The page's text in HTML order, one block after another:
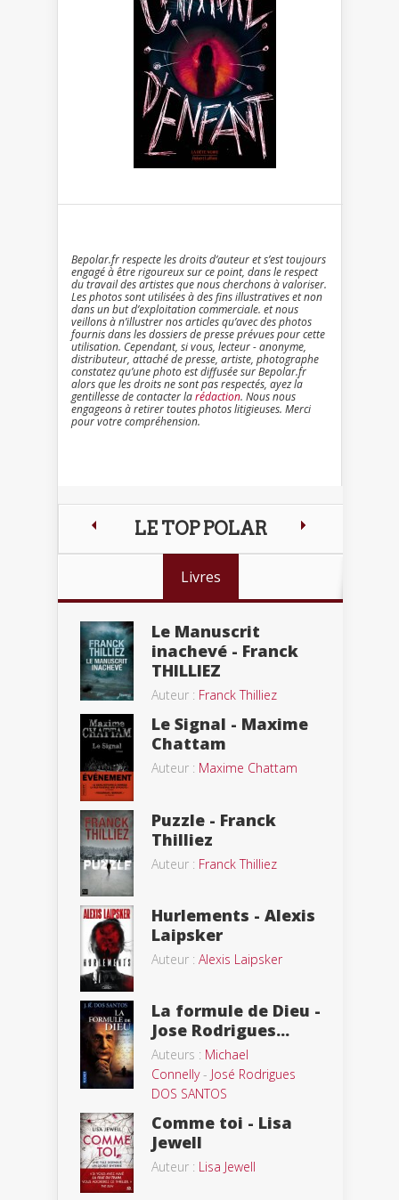
Bepolar.fr respecte les droits d’auteur et s’est toujours
engagé à être rigoureux sur ce point, dans le respect
du travail des artistes que nous cherchons à valoriser.
Les photos sont utilisées à des fins illustratives et non
dans un but d’exploitation commerciale. et nous
veillons à n’illustrer nos articles qu’avec des photos
fournis dans les dossiers de presse prévues pour cette
utilisation. Cependant, si vous, lecteur - anonyme,
distributeur, attaché de presse, artiste, photographe
constatez qu’une photo est diffusée sur Bepolar.fr
alors que les droits ne sont pas respectés, ayez la
gentillesse de contacter larédaction. Nous nous
engageons à retirer toutes photos litigieuses. Merci
pour votre compréhension.
LE TOP POLAR
Livres
Le Manuscrit
inachevé - Franck
THILLIEZ
Auteur : Franck Thilliez
Le Signal - Maxime
Chattam
Auteur : Maxime Chattam
Puzzle - Franck
Thilliez
Auteur : Franck Thilliez
Hurlements - Alexis
Laipsker
Auteur : Alexis Laipsker
La formule de Dieu -
Jose Rodrigues...
Auteurs : Michael
Connelly- José Rodrigues
DOS SANTOS
Comme toi - Lisa
Jewell
Auteur : Lisa Jewell